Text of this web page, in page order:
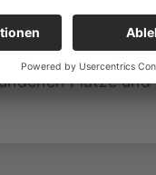
die Suche nach
Plätze